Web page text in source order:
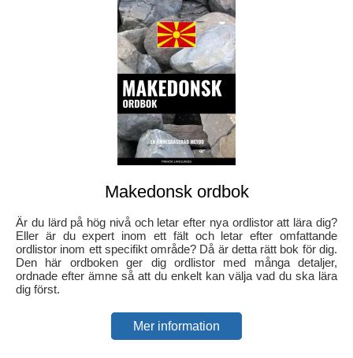
Makedonsk ordbok
Är du lärd på hög nivå och letar efter nya ordlistor att lära dig?
Eller är du expert inom ett fält och letar efter omfattande
ordlistor inom ett specifikt område? Då är detta rätt bok för dig.
Den här ordboken ger dig ordlistor med många detaljer,
ordnade efter ämne så att du enkelt kan välja vad du ska lära
dig först.
Mer information